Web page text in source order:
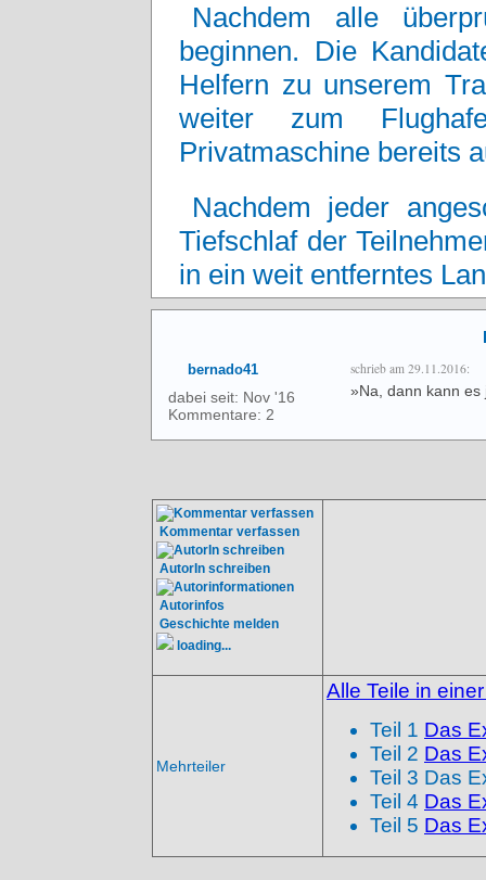
Nachdem alle
beginnen. Die
Helfern zu unserem
weiter zum
Privatmaschine bereits
Nachdem jeder
Tiefschlaf der
in ein weit entferntes
bernado41
dabei seit: Nov '16
Kommentare: 2
schrieb am 29.11.2016:
»Na, dann kann es
Kommentar verfassen
AutorIn schreiben
Autorinfos
Geschichte melden
loading...
Mehrteiler
Alle Teile in
Teil 1 Das
Teil 2 Das
Teil 3 Das
Teil 4 Das
Teil 5 Das